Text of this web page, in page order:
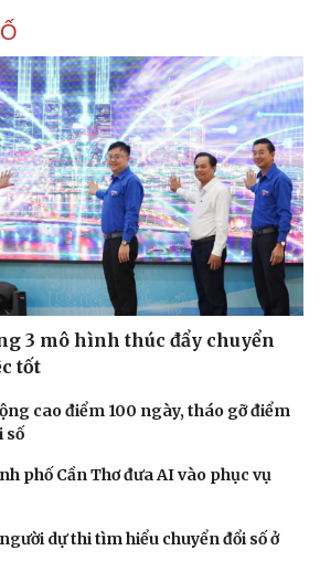
3 mô hình thúc đẩy chuyển
tốt
cao điểm 100 ngày, tháo gỡ điểm
số
phố Cần Thơ đưa AI vào phục vụ
dự thi tìm hiểu chuyển đổi số ở